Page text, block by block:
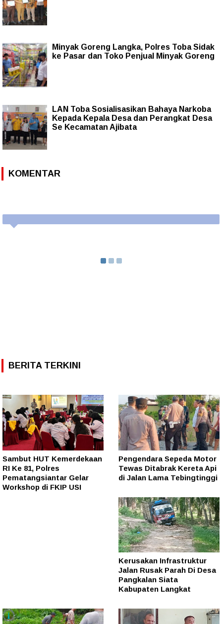
Minyak Goreng Langka, Polres Toba Sidak
ke Pasar dan Toko Penjual Minyak Goreng
LAN Toba Sosialisasikan Bahaya Narkoba
Kepada Kepala Desa dan Perangkat Desa
Se Kecamatan Ajibata
KOMENTAR
BERITA TERKINI
Sambut HUT Kemerdekaan
RI Ke 81, Polres
Pematangsiantar Gelar
Workshop di FKIP USI
Pengendara Sepeda Motor
Tewas Ditabrak Kereta Api
di Jalan Lama Tebingtinggi
Kerusakan Infrastruktur
Jalan Rusak Parah Di Desa
Pangkalan Siata
Kabupaten Langkat